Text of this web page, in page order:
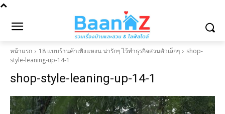
หน้าแรก 18 แบบร้านค้าเพิงแหงน น่ารักๆ ไว้ทำธุรกิจส่วนตัวเล็กๆ
shop-
style-leaning-up-14-1
shop-style-leaning-up-14-1